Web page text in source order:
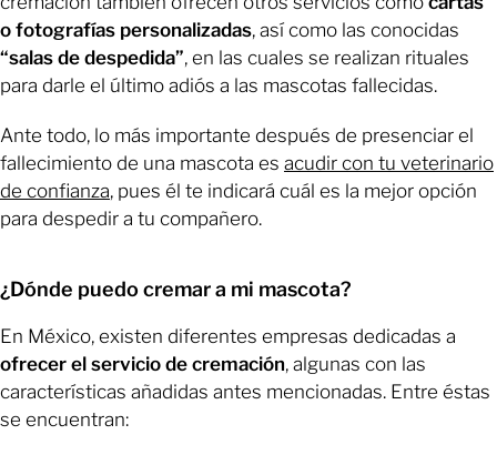
o fotografías personalizadas, así como las conocidas
“salas de despedida”, en las cuales se realizan rituales
para darle el último adiós a las mascotas fallecidas.
Ante todo, lo más importante después de presenciar el
fallecimiento de una mascota es acudir con tu veterinario
de confianza, pues él te indicará cuál es la mejor opción
para despedir a tu compañero.
¿Dónde puedo cremar a mi mascota?
En México, existen diferentes empresas dedicadas a
ofrecer el servicio de cremación, algunas con las
características añadidas antes mencionadas. Entre éstas
se encuentran: